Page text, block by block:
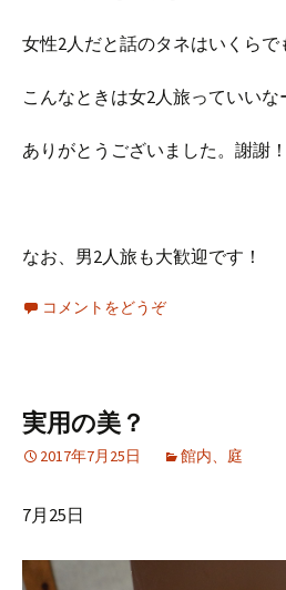
女性2人だと話のタネはいくらで
こんなときは女2人旅っていいな
ありがとうございました。謝謝！
なお、男2人旅も大歓迎です！
コメントをどうぞ
実用の美？
2017年7月25日 館内、庭
7月25日